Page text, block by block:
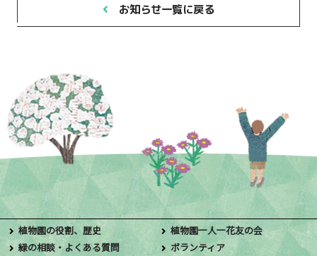
お知らせ一覧に戻る
植物園の役割、歴史
植物園一人一花友の会
緑の相談・よくある質問
ボランティア